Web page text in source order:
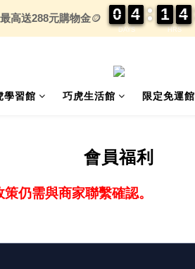
學習館 巧虎生活館 限定免運館
會員福利
仍需與商家聯繫確認。
高送288元購物金🪙
DAYS
0
0
0
0 4
4
4
4
HRS
1
1
1
1 4
4
4
4